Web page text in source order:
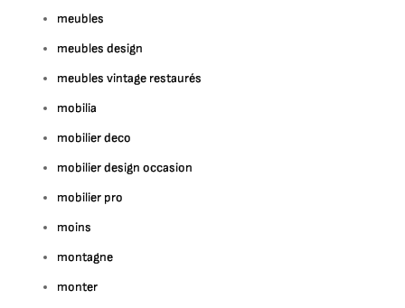
meubles
meubles design
meubles vintage restaurés
mobilia
mobilier deco
mobilier design occasion
mobilier pro
moins
montagne
monter